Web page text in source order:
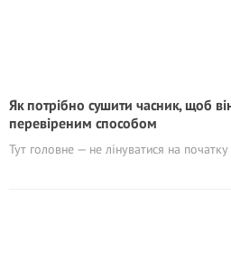
Як потрібно сушити часник, щоб
перевіреним способом
Тут головне — не лінуватися на початку